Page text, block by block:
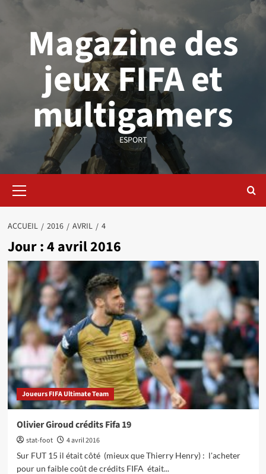
Magazine des
jeux FIFA et
multigamers
ESPORT
principal
ACCUEIL 2016 AVRIL 4
Jour :4 avril 2016
Joueurs FIFA Ultimate Team
Olivier Giroud crédits Fifa 19
stat-foot
4 avril 2016
Sur FUT 15 il était côté (mieux que Thierry Henry) : l'acheter
pour un faible coût de crédits FIFA était...